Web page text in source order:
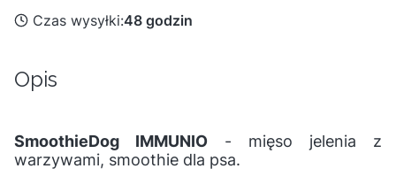
Czas wysyłki:48 godzin
Opis
SmoothieDog IMMUNIO - mięso jelenia z
warzywami, smoothie dla psa.